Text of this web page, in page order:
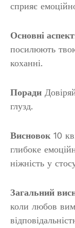
сприяє
Основні
посилюють
коханні.
Поради
глузд.
Висновок 10
глибоке
ніжність у
Загальний
коли любов